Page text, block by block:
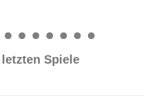
0 1 2
Spiele